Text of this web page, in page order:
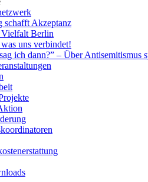
schafft Akzeptanz
Berlin
uns verbindet!
ich dann?” – Über Antisemitismus